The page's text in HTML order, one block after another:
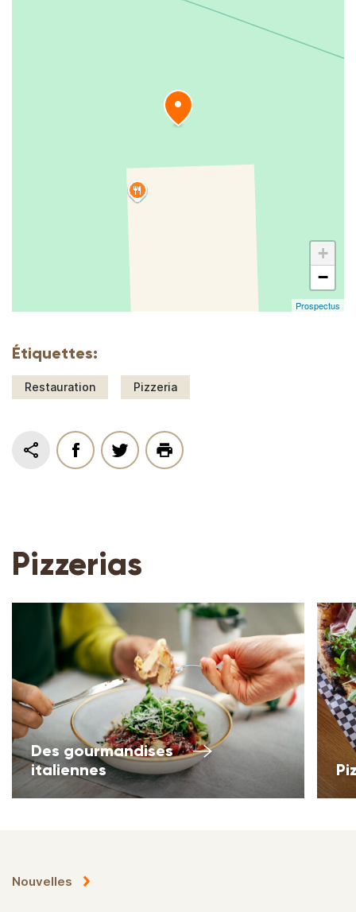
+
−
Prospectus
Étiquettes:
Restauration Pizzeria
Pizzerias
Des gourmandises
italiennes
Nouvelles